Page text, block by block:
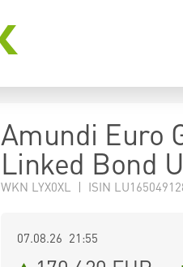
Amundi Euro
Linked Bond
WKN LYX0XL | ISIN
07.08.26 21:55